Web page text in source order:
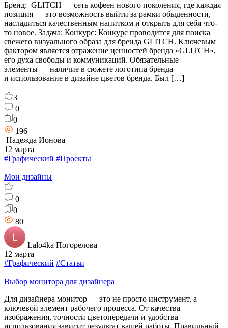
Бренд: GLITCH — сеть кофеен нового поколения, где каждая
позиция — это возможность выйти за рамки обыденности,
насладиться качественным напитком и открыть для себя что-
то новое. Задача: Конкурс: Конкурс проводится для поиска
свежего визуального образа для бренда GLITCH. Ключевым
фактором является отражение ценностей бренда «GLITCH»,
его духа свободы и коммуникаций. Обязательные
элементы — наличие в сюжете логотипа бренда
и использование в дизайне цветов бренда. Был […]
3
0
0
196
Надежда Ионова
12 марта
#Графический #Проекты
Мои дизайны
0
0
80
Lalo4ka Погорелова
12 марта
#Графический #Статьи
Выбор монитора для дизайнера
Для дизайнера монитор — это не просто инструмент, а
ключевой элемент рабочего процесса. От качества
изображения, точности цветопередачи и удобства